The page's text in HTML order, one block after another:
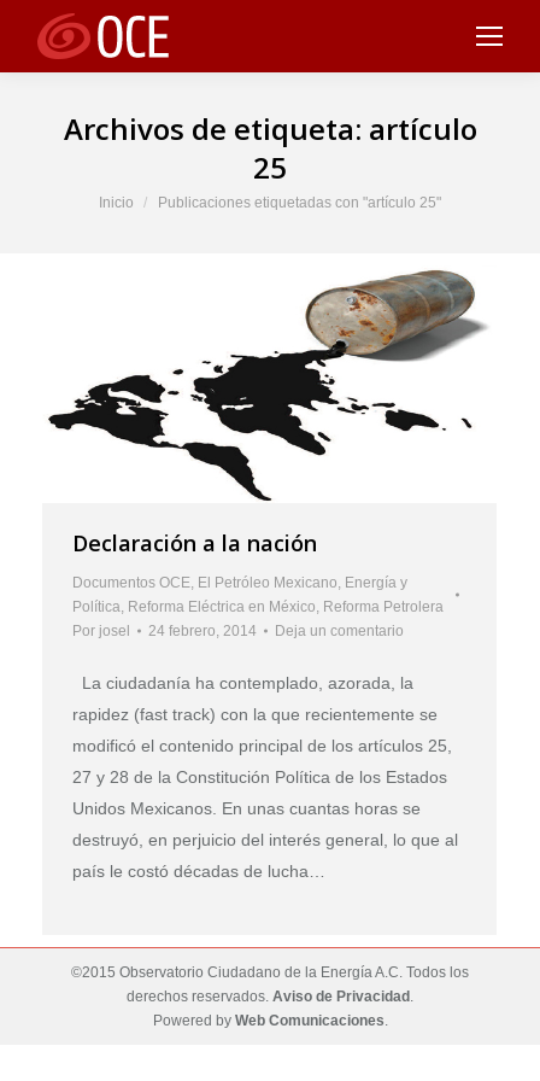
Archivos de etiqueta: artículo
25
Estás aquí:
Inicio Publicaciones etiquetadas con "artículo 25"
Declaración a la nación
Documentos OCE, El Petróleo Mexicano, Energía y
Política, Reforma Eléctrica en México, Reforma Petrolera
Por josel 24 febrero, 2014 Deja un comentario
La ciudadanía ha contemplado, azorada, la
rapidez (fast track) con la que recientemente se
modificó el contenido principal de los artículos 25,
27 y 28 de la Constitución Política de los Estados
Unidos Mexicanos. En unas cuantas horas se
destruyó, en perjuicio del interés general, lo que al
país le costó décadas de lucha…
©2015 Observatorio Ciudadano de la Energía A.C. Todos los
derechos reservados. Aviso de Privacidad .
Powered by Web Comunicaciones.